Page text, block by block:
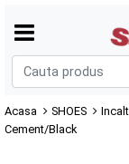
Acasa SHOES
Cement/Black